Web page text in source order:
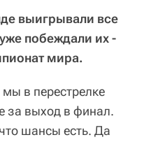
выигрывали все
побеждали их -
мира.
в перестрелке
за выход в финал.
шансы есть. Да